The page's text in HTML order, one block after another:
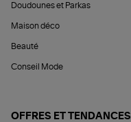
Doudounes et Parkas
Maison déco
Beauté
Conseil Mode
OFFRES ET TENDANCES